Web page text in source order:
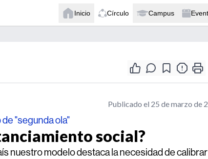
Inicio Círculo Campus
Publicado el 25 de marzo de
"segunda ola"
social?
nuestro modelo destaca la necesidad de calibrar